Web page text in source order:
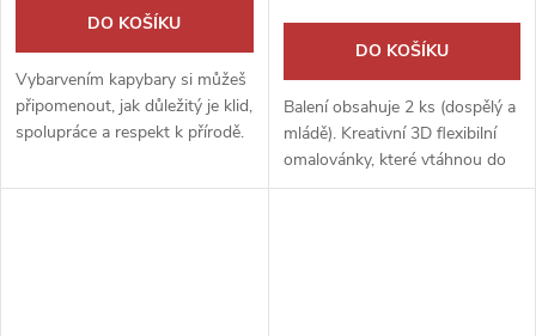
DO KOŠÍKU
Vybarvením kapybary si můžeš
připomenout, jak důležitý je klid,
spolupráce a respekt k přírodě.
většímu porozumění světu
DO KOŠÍKU
Balení obsahuje 2 ks (dospělý a
mládě). Kreativní 3D flexibilní
omalovánky, které vtáhnou do
světa přírody. Probuď v sobě